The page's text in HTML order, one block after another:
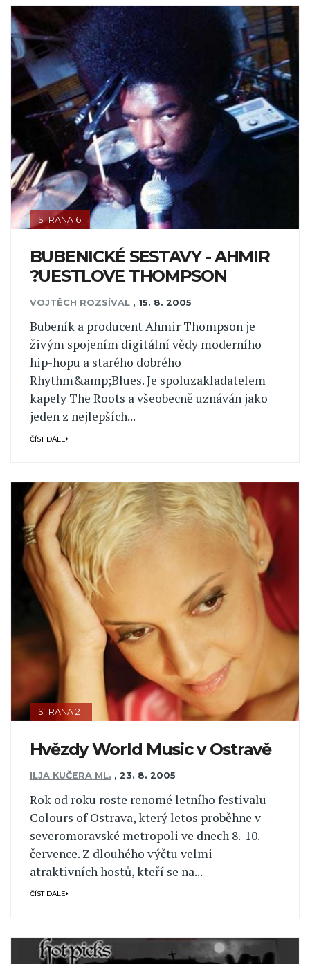
STRANA 6
BUBENICKÉ SESTAVY - AHMIR
?UESTLOVE THOMPSON
VOJTĚCH ROZSÍVAL , 15. 8. 2005
Bubeník a producent Ahmir Thompson je
živým spojením digitální vědy moderního
hip-hopu a starého dobrého
Rhythm&amp;Blues. Je spoluzakladatelem
kapely The Roots a všeobecně uznáván jako
jeden z nejlepších...
ČÍST DÁLE
STRANA 21
Hvězdy World Music v Ostravě
ILJA KUČERA ML. , 23. 8. 2005
Rok od roku roste renomé letního festivalu
Colours of Ostrava, který letos proběhne v
severomoravské metropoli ve dnech 8.-10.
července. Z dlouhého výčtu velmi
atraktivních hostů, kteří se na...
ČÍST DÁLE